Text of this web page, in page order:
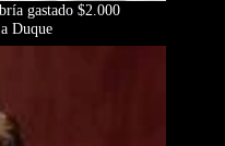
gastado $2.000
Duque